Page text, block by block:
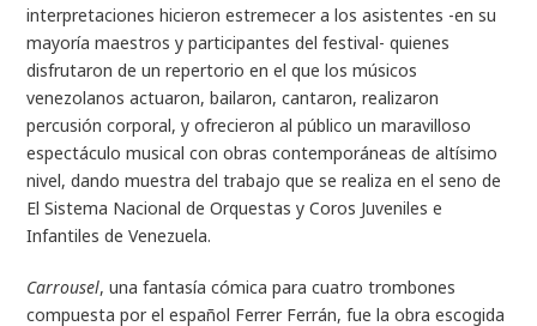
interpretaciones hicieron estremecer a los asistentes -en su
mayoría maestros y participantes del festival- quienes
disfrutaron de un repertorio en el que los músicos
venezolanos actuaron, bailaron, cantaron, realizaron
percusión corporal, y ofrecieron al público un maravilloso
espectáculo musical con obras contemporáneas de altísimo
nivel, dando muestra del trabajo que se realiza en el seno de
El Sistema Nacional de Orquestas y Coros Juveniles e
Infantiles de Venezuela.
Carrousel, una fantasía cómica para cuatro trombones
compuesta por el español Ferrer Ferrán, fue la obra escogida